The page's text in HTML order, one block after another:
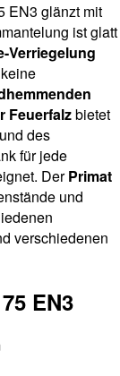
EN3 glänzt mit
ist glatt
Verriegelung
Feuerfalzbietet
des
für jede
DerPrimat
und
verschiedenen
EN3